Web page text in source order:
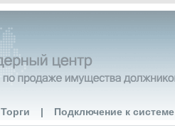
Торги | Подключение к системе